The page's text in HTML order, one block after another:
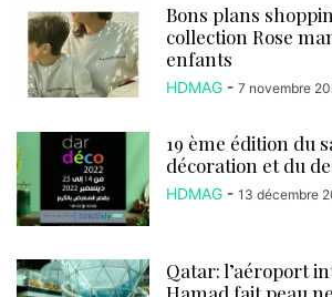
Bons plans
collection Rose
enfants
HDMAG - 7 novembre
19 ème édition du
décoration et du
HDMAG - 13 décembre
Qatar: l’aéroport
Hamad fait peau